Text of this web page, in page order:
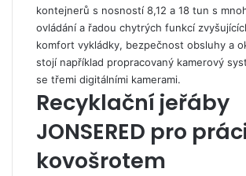
kontejnerů s nosností 8,12 a 18 tun s
ovládání a řadou chytrých funkcí
komfort vykládky, bezpečnost obsluhy a
stojí například propracovaný kamerový
se třemi digitálními kamerami.
Recyklační jeřáby
JONSERED pro
kovošrotem